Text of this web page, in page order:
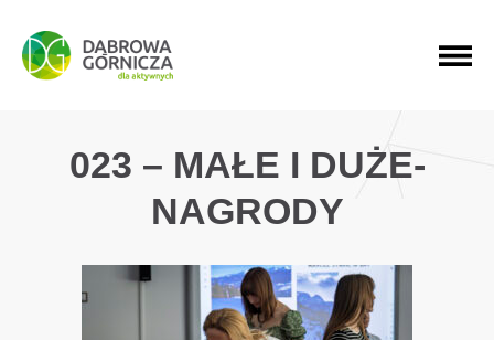
PRZEJDŹ DO MENU GŁÓWNEGO
PRZEJDŹ DO WYSZUKIWARKI
PRZEJDŹ DO TREŚCI
023 – MAŁE I DUŻE-
NAGRODY